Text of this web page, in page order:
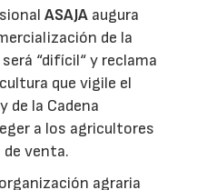
ASAJA augura
de la
“difícil“ y reclama
que vigile el
de la Cadena
a los agricultores
venta.
agraria